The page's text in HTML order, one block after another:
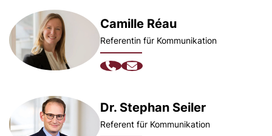
Camille Réau
Referentin für Kommunikation
Dr. Stephan Seiler
Referent für Kommunikation